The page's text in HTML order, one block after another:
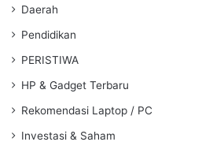
Daerah
Pendidikan
PERISTIWA
HP & Gadget Terbaru
Rekomendasi Laptop / PC
Investasi & Saham